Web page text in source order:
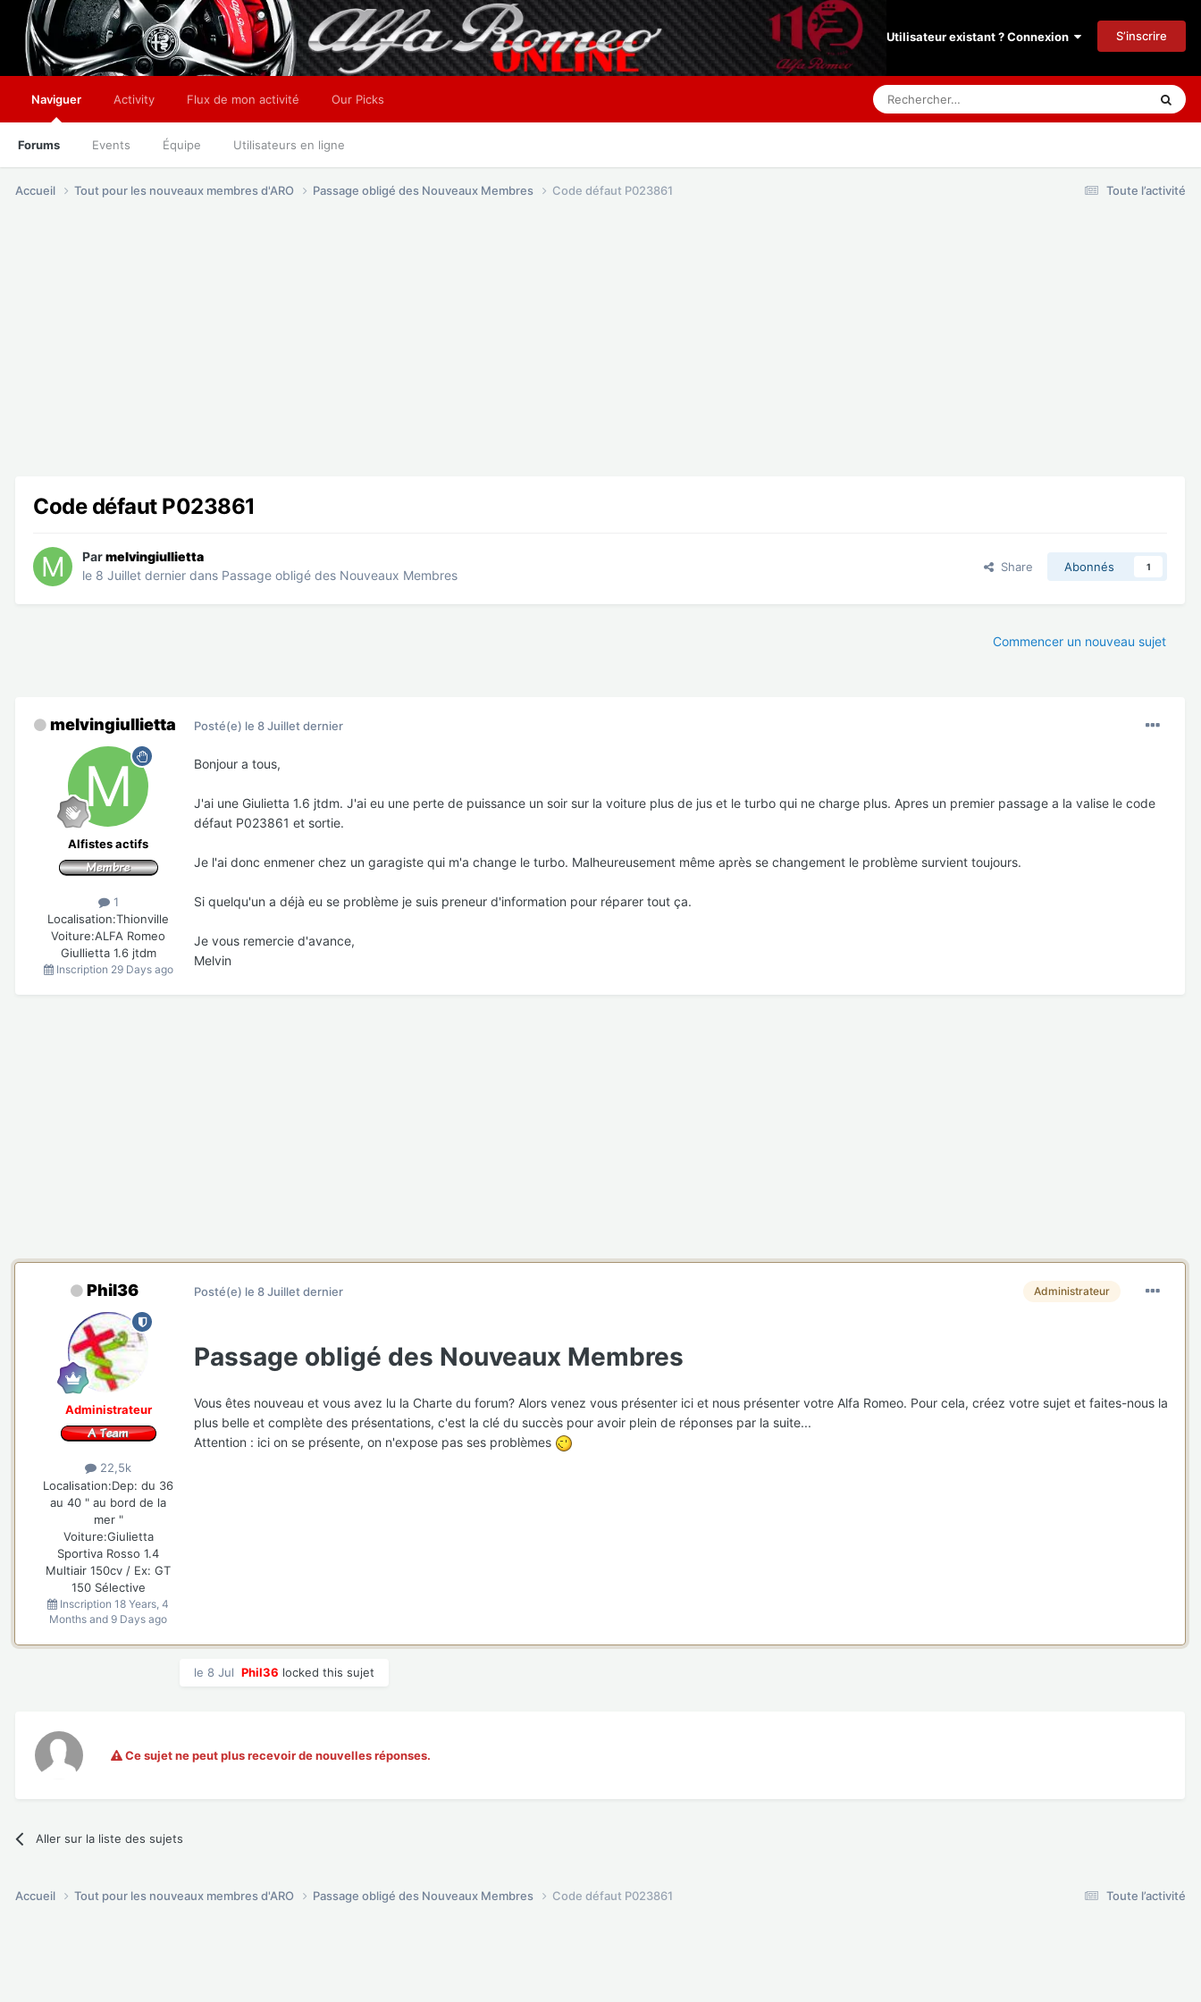
Utilisateur existant ? Connexion S’inscrire
Naviguer
Forums Events Équipe Utilisateurs en ligne
Activity Flux de mon activité Our Picks
Toute l’activité
Accueil Tout pour les nouveaux membres d'ARO Passage obligé des Nouveaux Membres Code défaut P023861
Code défaut P023861
Parmelvingiullietta
le 8 Juillet dernier dans Passage obligé des Nouveaux Membres
Share Abonnés 1
Commencer un nouveau sujet
melvingiullietta
Alfistes actifs
1
Localisation:Thionville
Voiture:ALFA Romeo
Giullietta 1.6 jtdm
Inscription 29 Days ago
Posté(e) le 8 Juillet dernier
Bonjour a tous,
J'ai une Giulietta 1.6 jtdm. J'ai eu une perte de puissance un soir sur la voiture plus de jus et le turbo qui ne charge plus. Apres un premier passage a la valise le code
défaut P023861 et sortie.
Je l'ai donc enmener chez un garagiste qui m'a change le turbo. Malheureusement même après se changement le problème survient toujours.
Si quelqu'un a déjà eu se problème je suis preneur d'information pour réparer tout ça.
Je vous remercie d'avance,
Melvin
Phil36
Administrateur
22,5k
Localisation:Dep: du 36
au 40 " au bord de la
mer "
Voiture:Giulietta
Sportiva Rosso 1.4
Multiair 150cv / Ex: GT
150 Sélective
Inscription 18 Years, 4
Months and 9 Days ago
Administrateur
Posté(e) le 8 Juillet dernier
Passage obligé des Nouveaux Membres
Vous êtes nouveau et vous avez lu la Charte du forum? Alors venez vous présenter ici et nous présenter votre Alfa Romeo. Pour cela, créez votre sujet et faites-nous la
plus belle et complète des présentations, c'est la clé du succès pour avoir plein de réponses par la suite...
Attention : ici on se présente, on n'expose pas ses problèmes
le 8 Jul Phil36 locked this sujet
Ce sujet ne peut plus recevoir de nouvelles réponses.
Aller sur la liste des sujets
Toute l’activité
Accueil Tout pour les nouveaux membres d'ARO Passage obligé des Nouveaux Membres Code défaut P023861